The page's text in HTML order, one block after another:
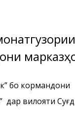
бо кормандони
дар вилояти Суғд